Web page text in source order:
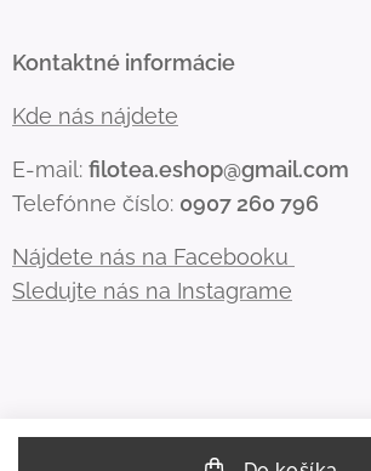
Kontaktné informácie
Kde nás nájdete
E-mail: filotea.eshop@gmail.com
Telefónne číslo: 0907 260 796
Nájdete nás na Facebooku
Sledujte nás na Instagrame